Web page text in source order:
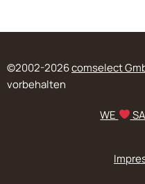
©2002-2026comselect
vorbehalten
WE